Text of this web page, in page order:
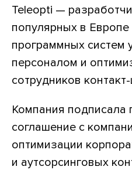
Teleopti —
популярных в Европе
программных систем
персоналом и
сотрудников
Компания подписала
соглашение с
оптимизации
и аутсорсинговых